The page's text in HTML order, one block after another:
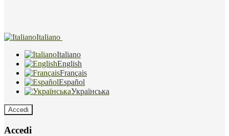
Italiano
Italiano
English
Français
Español
Українська
Accedi
Accedi